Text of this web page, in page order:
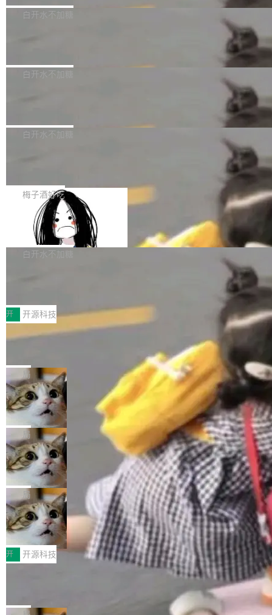
不得生成涉及安全性的关键变更，除非作者本身
36个月。 公告显示，本次宇树科技战略配售对
员工参与设立的专项资产管理计划。其中，Dee
获配9...
Bug fixes and enhancements 修复多次传递同
一个回归问题，该问题导致拉取镜像时会拒绝包
题，该问题可能导致在旧版 Linux 内核...
白开水不加糖
e 孵化器项目管理委员会（IPMC）投票中获得
P）！这一里程碑不仅标志着 Fluss 迈入新的发
白开水不加糖
长期停止内容更新，未能实现其作为“AI版维基百
提交的编辑请求也长期处于待处理状态。 Groki
pedia 于去年底上线，定位为由人工智能生成内
容的百科平台，被马斯克视为传统众包百科网站
维基百科的替代方案。Lawfare 调查发现，无论
热门页面还是低关注度页面，均未出现近期更
白开水不加糖
是这样的：配 MessageSource 的 Bean、写 R
eloadableResourceBundleMessageSource、
声明 LocaleResolver、注册 LocaleChangeInt
erceptor…五六步之后才能看到第一行翻译文
本。 Solon 换了个方式。整个 i18n 模块围绕三
梅子酒好吃
Apache Doris 4.1 全面增强 Iceberg：
支持 UPDATE、MERGE INTO 与 Iceb
erg V3
Apache Doris 4.1 要补齐的，正是缺失的那一
半。在已有查询能力的基础上，Doris 进一步支
常维护操作，并完整支持 Iceberg V3 格式。
白开水不加糖
村国家自主创新示范区会议中心开幕。本届大会
由中关村智联软件服务业质量创新联盟主办，以
“智构可信·质创未来——AI原生时代的质量新范
式”为主题，直面AI从实验室走向规模化产业落地
的核心质量命题。会上，《2026智能研发生产力
工具选型手册》发布，Testin云测的Testin XAge
nt智能测试系统入选AI测试领域代表产品。对CI
O而言，这提示了一个转变：AI测试正在从效率
工具升级为企业的质量基础设施。 CIO面对的新
现实 过去两年，CIO们的焦虑清单上多了两项：
一是如何让大模型和智能体应用安全地从PoC走
向生产，二是如何让测试团队跟得上AI应用...
开 开源科技
让非法状态不可表示：一篇关于 ADT
有一种东西，一旦用过就回不去了。Alex Fedos
eev 管它叫"软件设计的基石"。 他说的东西不新
鲜——代数数据类型（ADT），尤其是和类型
（sum type）。但他说清楚了一件事：这不是类
型系统的学术体操，是日常编码的思维方式。 文
章从一个简单的例子切入。一个网站的深色主题
设置，如果用布尔值 + 可空字段来表示——bool
ean 表示是否可切换，nullable 的默认模式、浅
色方案、深色方案——会产生大量无意义的组
合。方案缺了、配置冲突了、全 null 了。要知道
哪些组合有效，作者说，你得靠"文档、校验、或
者部落知识"。 换个写法。Rust 的 enum，两个
变体：Switchable...
局
Cloudflare 开源内部企业 AI 平台 Clou
dflare OS
Cloudflare 发布了一个开源项目 Cloudflare O
S。如果你只看官方博客，你会觉得这是又一
个"AI 知识库 + 聊天机器人"——每个大厂都在
做，没什么新鲜的。 但 Kenton Varda 在 Twitte
r 上把事情说清楚了： 今天我们发布了 Cloudfla
re OS，一个带连接器的聊天机器人，跟其他所
有科技公司做的一样。只不过，实际上它不一
样。这是 Sandstorm.io 的重制版，我十年前的
那个创业公司。不同的是，这次它构建在 Cloudf
lare Workers 上——我花了九年时间搭建的平台
——并且深度集成了 AI。这基本上是我十年秘密
局
Deno 团队开源 Celld，可自托管的分
布式 Durable Objects
Ryan Dahl 领导的 Deno 团队推出了最新开源项
目 Celld，一个能在自己机器上运行 Cloudflare
Workers 和 Durable Objects 的守护进程。 设
计思路很直接：每个对象是一个独立的 SQLite
数据库，按名称寻址，复制到你自己的 S3 兼容
存储库里。节点之间只通过这个存储库协调——
没有控制平面，没有共识协议。每个对象自带一
个小型数据库，应用天然按分片构建，单个数据
库的竞争和爆炸半径问题在设计层面就被消除
了。 闲置的 cell 会休眠到几乎不占资源。当 cel
局
鲁大师7月新机性能/流畅/AI榜：vivo夺
性能、流畅双第一，三星Galaxy Z系列
新折叠缺席
2026年7月的手机市场，由于存储等硬件成本暴
增，手机厂商的日子也不好过啊，新机速度明显
放缓，因此硝烟味淡了许多。新机参数规格除开
Fold8 / Z Flip8）外，其余要么是中低端机器，
例如iQOO Z11i、REDMI Note 17、REDMI No
开 开源科技
Zed 编辑器团队发布了新项目——DeltaDB，一
个在 git commit 之间记录每一次编辑操作的版